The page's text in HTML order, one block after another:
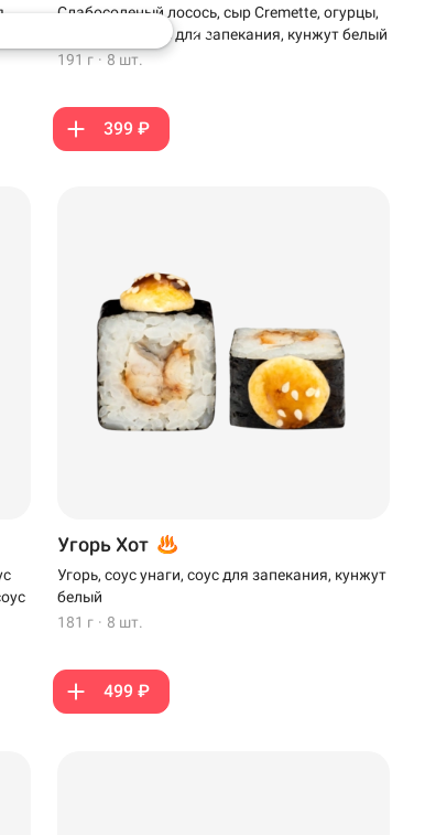
Слабосоленый лосось, сыр Cremette, огурцы,
соус унаги, соус для запекания, кунжут белый
191 г · 8 шт.
399 ₽
Угорь Хот
Угорь, соус унаги, соус для запекания, кунжут
белый
181 г · 8 шт.
499 ₽